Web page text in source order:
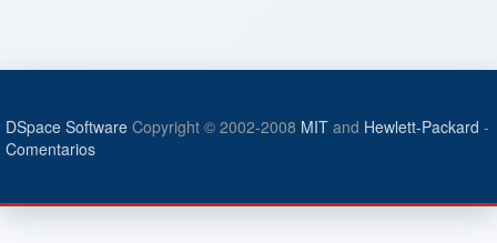
DSpace Software Copyright © 2002-2008 MIT and Hewlett-Packard -
Comentarios